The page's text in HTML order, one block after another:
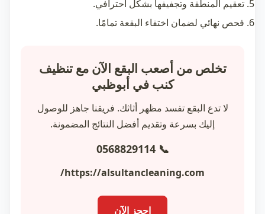
تعقيم المنطقة وتجفيفها بشكل احترافي.
فحص نهائي لضمان اختفاء البقعة تمامًا.
تخلص من أصعب البقع الآن مع تنظيف
كنب في أبوظبي
لا تدع البقع تفسد مظهر أثاثك. فريقنا جاهز للوصول
إليك بسرعة وتقديم أفضل النتائج المضمونة.
📞 0568829114
https://alsultancleaning.com/
احجز الآن